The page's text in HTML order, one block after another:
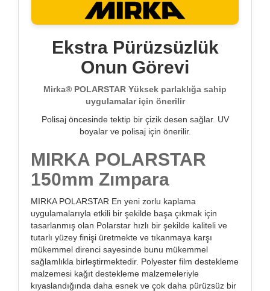
Ekstra Pürüzsüzlük
Onun Görevi
Mirka® POLARSTAR Yüksek parlaklığa sahip
uygulamalar için önerilir
Polisaj öncesinde tektip bir çizik desen sağlar. UV
boyalar ve polisaj için önerilir.
MIRKA POLARSTAR
150mm Zımpara
MIRKA POLARSTAR En yeni zorlu kaplama
uygulamalarıyla etkili bir şekilde başa çıkmak için
tasarlanmış olan Polarstar hızlı bir şekilde kaliteli ve
tutarlı yüzey finişi üretmekte ve tıkanmaya karşı
mükemmel direnci sayesinde bunu mükemmel
sağlamlıkla birleştirmektedir. Polyester film destekleme
malzemesi kağıt destekleme malzemeleriyle
kıyaslandığında daha esnek ve çok daha pürüzsüz bir